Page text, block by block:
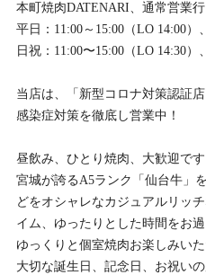
本町焼肉DATENARI、通常営業行
平日：11:00～15:00（LO 14:00）
日祝：11:00〜15:00（LO 14:30）
当店は、「新型コロナ対策認証店
感染症対策を徹底し営業中！
昼飲み、ひとり焼肉、大歓迎です
宮城が誇るA5ランク「仙台牛」
どをオシャレなカジュアルリッ
イム、ゆったりとした時間をお過
ゆっくりと個室焼肉お楽しみいた
大切な誕生日、記念日、お祝い